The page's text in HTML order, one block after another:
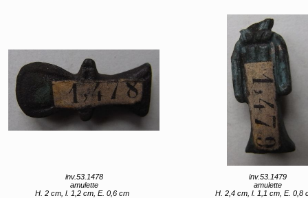
inv.53.1478
amulette
H. 2 cm, l. 1,2 cm, E. 0,6 cm
inv.53.1479
amulette
H. 2,4 cm, l. 1,1 cm, E. 0,8